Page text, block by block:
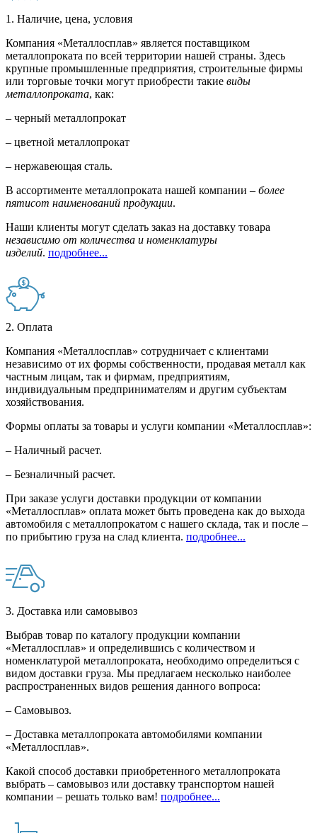
1. Наличие, цена, условия
Компания «Металлосплав» является поставщиком
металлопроката по всей территории нашей страны. Здесь
крупные промышленные предприятия, строительные фирмы
или торговые точки могут приобрести такие виды
металлопроката, как:
– черный металлопрокат
– цветной металлопрокат
– нержавеющая сталь.
В ассортименте металлопроката нашей компании – более
пятисот наименований продукции.
Наши клиенты могут сделать заказ на доставку товара
независимо от количества и номенклатуры
изделий. подробнее...
2. Оплата
Компания «Металлосплав» сотрудничает с клиентами
независимо от их формы собственности, продавая металл как
частным лицам, так и фирмам, предприятиям,
индивидуальным предпринимателям и другим субъектам
хозяйствования.
Формы оплаты за товары и услуги компании «Металлосплав»:
– Наличный расчет.
– Безналичный расчет.
При заказе услуги доставки продукции от компании
«Металлосплав» оплата может быть проведена как до выхода
автомобиля с металлопрокатом с нашего склада, так и после –
по прибытию груза на слад клиента. подробнее...
3. Доставка или самовывоз
Выбрав товар по каталогу продукции компании
«Металлосплав» и определившись с количеством и
номенклатурой металлопроката, необходимо определиться с
видом доставки груза. Мы предлагаем несколько наиболее
распространенных видов решения данного вопроса:
– Самовывоз.
– Доставка металлопроката автомобилями компании
«Металлосплав».
Какой способ доставки приобретенного металлопроката
выбрать – самовывоз или доставку транспортом нашей
компании – решать только вам! подробнее...